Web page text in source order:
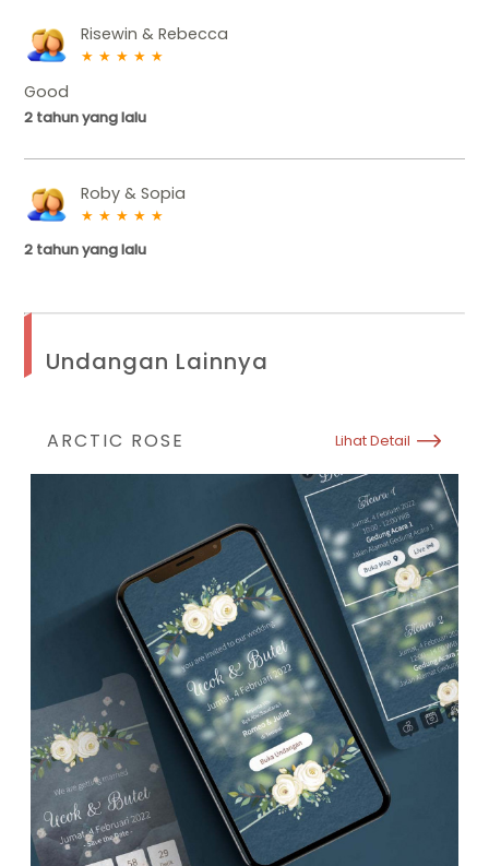
Risewin & Rebecca
★ ★ ★ ★ ★
Good
2 tahun yang lalu
Roby & Sopia
★ ★ ★ ★ ★
2 tahun yang lalu
Undangan Lainnya
ARCTIC ROSE Lihat Detail